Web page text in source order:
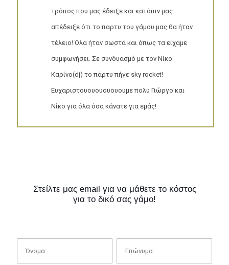
Θέλω να ευχαριστήσω και απο εδω για τις
άψογες υπηρεσίες σας στο Γάμο μας στον
Πολυχώρο Λωλου. Με ολη την επίγνωση της
σημασίας μιας συμβουλής για την ημέρα του
Γαμου δε θα πρότεινα κατι μέτριο σε κανενα
ζευγαρι που αγωνία να οργανώσει το γάμο
του. •Εμεις γυρίσαμε στο σπίτι μας στις 9:30 !
φωτισμός τέλειος, (σύμφωνα με την ομαδα
βιντεοσκόπησης μας έδωσε και αλλη
αποτελεί απλα ενα πάρτυ!